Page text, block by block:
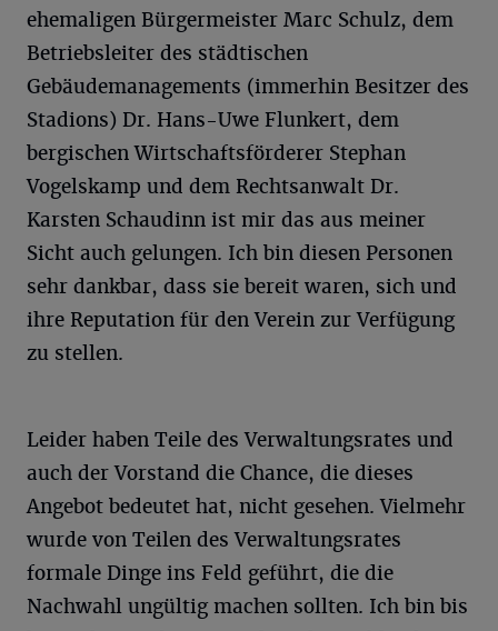
ehemaligen Bürgermeister Marc Schulz, dem
Betriebsleiter des städtischen
Gebäudemanagements (immerhin Besitzer des
Stadions) Dr. Hans-Uwe Flunkert, dem
bergischen Wirtschaftsförderer Stephan
Vogelskamp und dem Rechtsanwalt Dr.
Karsten Schaudinn ist mir das aus meiner
Sicht auch gelungen. Ich bin diesen Personen
sehr dankbar, dass sie bereit waren, sich und
ihre Reputation für den Verein zur Verfügung
zu stellen.
Leider haben Teile des Verwaltungsrates und
auch der Vorstand die Chance, die dieses
Angebot bedeutet hat, nicht gesehen. Vielmehr
wurde von Teilen des Verwaltungsrates
formale Dinge ins Feld geführt, die die
Nachwahl ungültig machen sollten. Ich bin bis